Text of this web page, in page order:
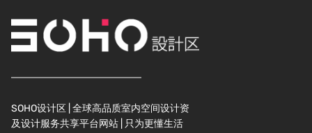
SOHO设计区 | 全球高品质室内空间设计资
及设计服务共享平台网站 | 只为更懂生活